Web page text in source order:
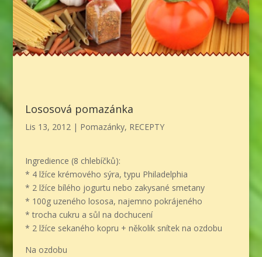
Lososová pomazánka
Lis 13, 2012| Pomazánky, RECEPTY
Ingredience (8 chlebíčků):
* 4 lžíce krémového sýra, typu Philadelphia
* 2 lžíce bílého jogurtu nebo zakysané smetany
* 100g uzeného lososa, najemno pokrájeného
* trocha cukru a sůl na dochucení
* 2 lžíce sekaného kopru + několik snítek na ozdobu
Na ozdobu